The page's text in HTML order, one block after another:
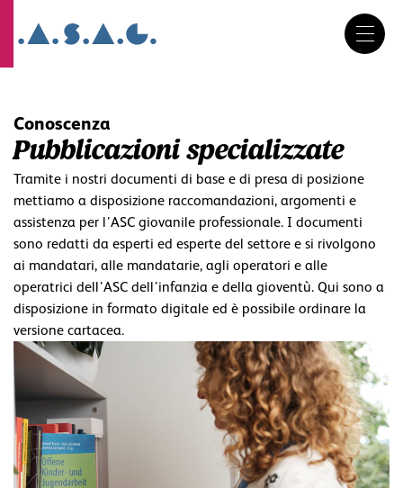
navigazione
Conoscenza
Pubblicazioni specializzate
Tramite i nostri documenti di base e di presa di posizione
mettiamo a disposizione raccomandazioni, argomenti e
assistenza per l’ASC giovanile professionale. I documenti
sono redatti da esperti ed esperte del settore e si rivolgono
ai mandatari, alle mandatarie, agli operatori e alle
operatrici dell’ASC dell’infanzia e della gioventù. Qui sono a
disposizione in formato digitale ed è possibile ordinare la
versione cartacea.